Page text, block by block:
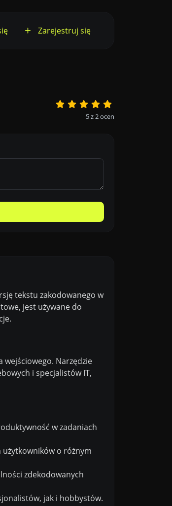
Zarejestruj się
5z2ocen
tekstu zakodowanego w
jest używane do
wejściowego. Narzędzie
i specjalistów IT,
w zadaniach
użytkowników o różnym
zdekodowanych
jak i hobbystów.